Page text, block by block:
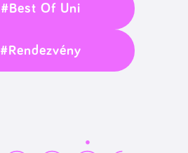
#Best Of Uni
#Rendezvény